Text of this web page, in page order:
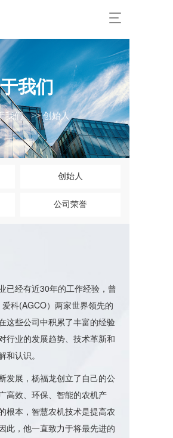
T
g
g
l
e
n
a
v
i
g
a
t
我们
我们 >> 创始人
创始人
公司荣誉
已经有近30年的工作经验，曾
科(AGCO）两家世界领先的
这些公司中积累了丰富的经验
行业的发展趋势、技术革新和
和认识。
发展，杨福龙创立了自己的公
高效、环保、智能的农机产
根本，智慧农机技术是提高农
此，他一直致力于将最先进的